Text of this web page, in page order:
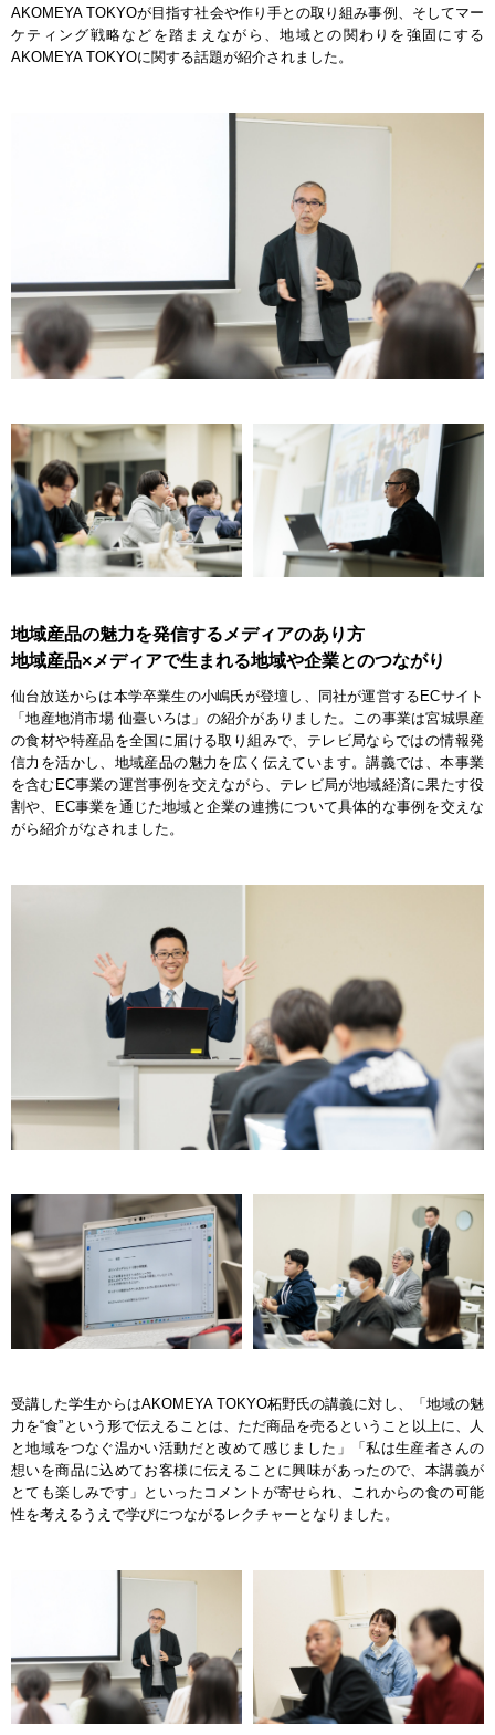
AKOMEYA TOKYOが目指す社会や作り手との取り組み事例、そしてマー
ケティング戦略などを踏まえながら、地域との関わりを強固にする
AKOMEYA TOKYOに関する話題が紹介されました。
地域産品の魅力を発信するメディアのあり方
地域産品×メディアで生まれる地域や企業とのつながり
仙台放送からは本学卒業生の小嶋氏が登壇し、同社が運営するECサイト
「地産地消市場 仙臺いろは」の紹介がありました。この事業は宮城県産
の食材や特産品を全国に届ける取り組みで、テレビ局ならではの情報発
信力を活かし、地域産品の魅力を広く伝えています。講義では、本事業
を含むEC事業の運営事例を交えながら、テレビ局が地域経済に果たす役
割や、EC事業を通じた地域と企業の連携について具体的な事例を交えな
がら紹介がなされました。
受講した学生からはAKOMEYA TOKYO柘野氏の講義に対し、「地域の魅
力を“食”という形で伝えることは、ただ商品を売るということ以上に、人
と地域をつなぐ温かい活動だと改めて感じました」「私は生産者さんの
想いを商品に込めてお客様に伝えることに興味があったので、本講義が
とても楽しみです」といったコメントが寄せられ、これからの食の可能
性を考えるうえで学びにつながるレクチャーとなりました。